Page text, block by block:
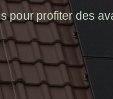
pour profiter des